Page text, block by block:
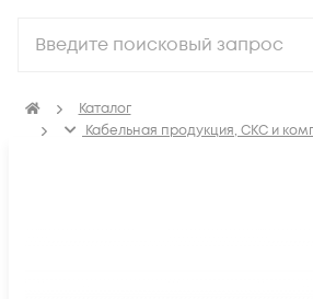
Каталог
Кабельная продукция, СКС и